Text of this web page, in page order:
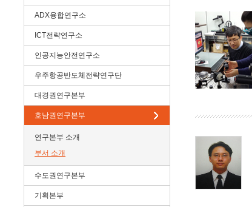
ADX융합연구소
ICT전략연구소
인공지능안전연구소
우주항공반도체전략연구단
대경권연구본부
호남권연구본부
연구본부 소개
부서 소개
수도권연구본부
기획본부